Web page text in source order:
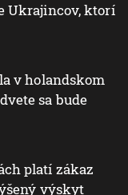
Ukrajincov, ktorí
v holandskom
sa bude
platí zákaz
výskyt